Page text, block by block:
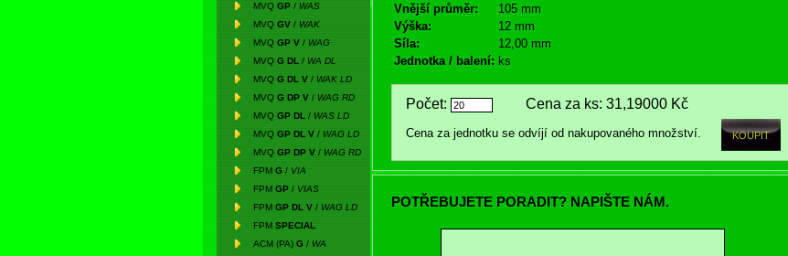
MVQ GP / WAS
MVQ GV / WAK
MVQ GP V / WAG
MVQ G DL / WA DL
MVQ G DL V / WAK LD
MVQ G DP V / WAG RD
MVQ GP DL / WAS LD
MVQ GP DL V / WAG LD
MVQ GP DP V / WAG RD
FPM G / VIA
FPM GP / VIAS
FPM GP DL V / WAG LD
FPM SPECIAL
ACM (PA) G / WA
Vnější průměr:
105 mm
Výška:
12 mm
Síla:
12,00 mm
Jednotka / balení: ks
Počet: Cena za ks: 31,19000 Kč
Cena za jednotku se odvíjí od nakupovaného množství.
POTŘEBUJETE PORADIT? NAPIŠTE NÁM.